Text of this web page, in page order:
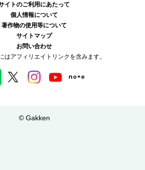
イトのご利用にあたって
個人情報について
著作物の使用等について
サイトマップ
お問い合わせ
はアフィリエイトリンクを含みます。
© Gakken